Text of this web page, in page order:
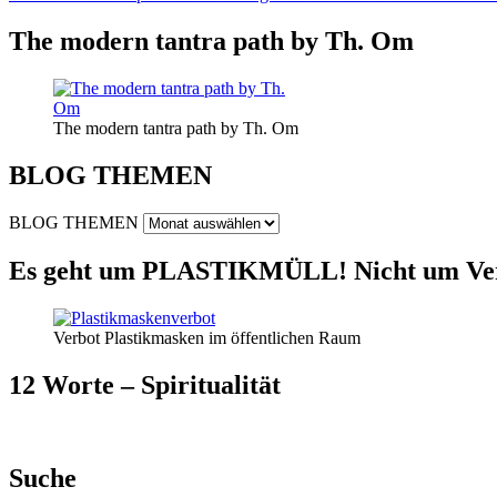
The modern tantra path by Th. Om
The modern tantra path by Th. Om
BLOG THEMEN
BLOG THEMEN
Es geht um PLASTIKMÜLL! Nicht um
Verbot Plastikmasken im öffentlichen Raum
12 Worte – Spiritualität
Suche